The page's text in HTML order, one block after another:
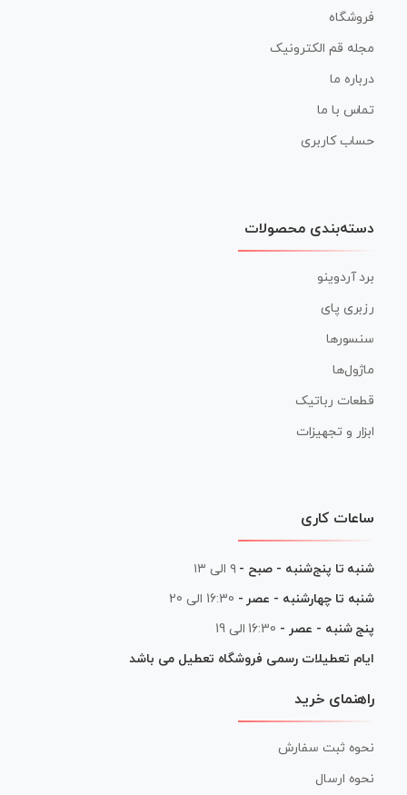
فروشگاه
مجله قم الکترونیک
درباره ما
تماس با ما
حساب کاربری
دسته‌بندی محصولات
برد آردوینو
رزبری پای
سنسورها
ماژول‌ها
قطعات رباتیک
ابزار و تجهیزات
ساعات کاری
شنبه تا پنج‌شنبه - صبح - ۹ الی ۱۳
شنبه تا چهارشنبه - عصر - 16:30 الی 20
پنج شنبه - عصر - 16:30 الی 19
ایام تعطیلات رسمی فروشگاه تعطیل می باشد
راهنمای خرید
نحوه ثبت سفارش
نحوه ارسال